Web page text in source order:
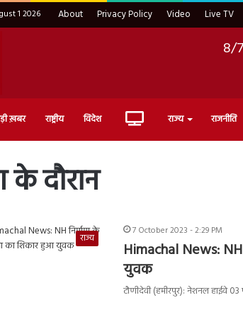
1 2026 About Privacy Policy Video Live TV
8/
ख़बर राष्ट्रीय विदेश Live राज्य राजनीति
के दौरान
राज्य
7 October 2023 - 2:29 PM
Himachal News:
युवक
टौणीदेवी (हमीरपुर): नेशनल हाईवे